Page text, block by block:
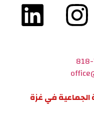
الجماعية في غزة